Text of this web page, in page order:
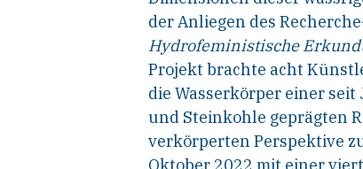
der Anliegen des
Hydrofeministische
Projekt brachte acht
die Wasserkörper einer
und Steinkohle geprägten
verkörperten Perspektive